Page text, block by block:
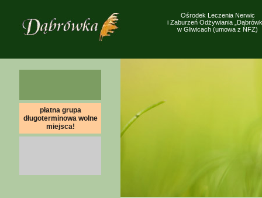
płatna grupa
długoterminowa wolne
miejsca!
Ośrodek Leczenia Nerwic
i Zaburzeń Odżywiania
w Gliwicach (umowa z NFZ)